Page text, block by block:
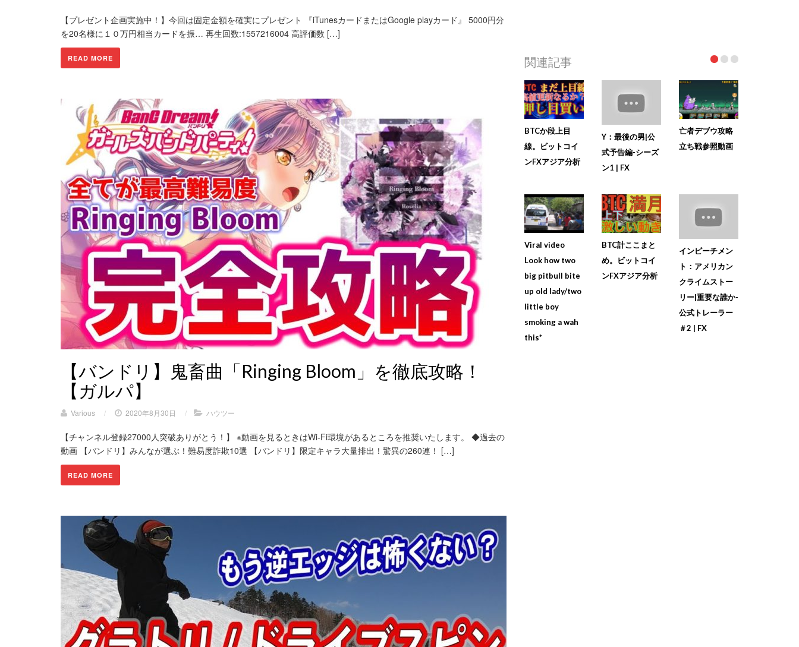
【プレゼント企画実施中！】今回は固定金額を確実にプレゼント 『iTunesカードまたはGoogle playカード』 5000円分
を20名様に１０万円相当カードを振… 再生回数:1557216004 高評価数 […]
READ MORE
【バンドリ】鬼畜曲「Ringing Bloom」を徹底攻略！
【ガルパ】
Various / 2020年8月30日 / ハウツー
【チャンネル登録27000人突破ありがとう！】 ※動画を見るときはWi-Fi環境があるところを推奨いたします。 ◆過去の
動画 【バンドリ】みんなが選ぶ！難易度詐欺10選 【バンドリ】限定キャラ大量排出！驚異の260連！ […]
READ MORE
関連記事
BTCか段上目
線。ビットコイ
ンFXアジア分析
Y：最後の男|公
式予告編-シーズ
ン1 | FX
亡者デブウ攻略
立ち戦参照動画
Viral video
Look how two
big pitbull bite
up old lady/two
little boy
smoking a wah
this*
BTC計ここまと
め。ビットコイ
ンFXアジア分析
インピーチメン
ト：アメリカン
クライムストー
リー|重要な誰か-
公式トレーラー
＃2 | FX